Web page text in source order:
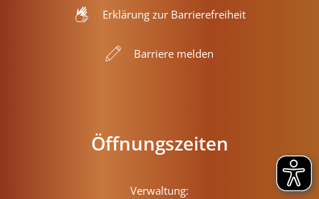
Erklärung zur Barrierefreiheit
Barriere melden
Öffnungszeiten
Verwaltung: